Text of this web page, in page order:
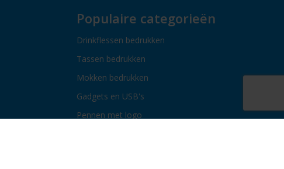
Populaire categorieën
Drinkflessen bedrukken
Tassen bedrukken
Mokken bedrukken
Gadgets en USB's
Pennen met logo